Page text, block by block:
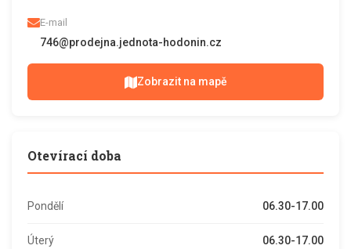
E-mail
746@prodejna.jednota-hodonin.cz
Zobrazit na mapě
Otevírací doba
Pondělí 06.30-17.00
Úterý 06.30-17.00